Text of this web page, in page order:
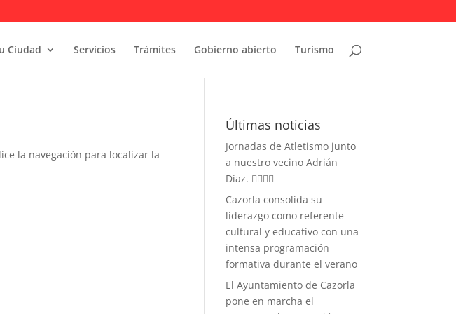
Ciudad Servicios Trámites Gobierno abierto Turismo
la navegación para localizar la
Últimas noticias
Jornadas de Atletismo junto
a nuestro vecino Adrián
Díaz. 🏃‍♀️🏃‍♂️
Cazorla consolida su
liderazgo como referente
cultural y educativo con una
intensa programación
formativa durante el verano
El Ayuntamiento de Cazorla
pone en marcha el